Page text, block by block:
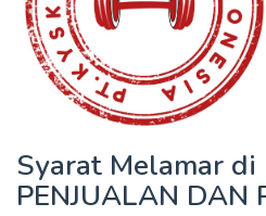
Syarat Melamar di
PENJUALAN DAN